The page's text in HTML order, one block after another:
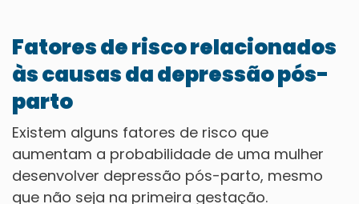
Fatores de risco relacionados
às causas da depressão pós-
parto
Existem alguns fatores de risco que
aumentam a probabilidade de uma mulher
desenvolver depressão pós-parto, mesmo
que não seja na primeira gestação.